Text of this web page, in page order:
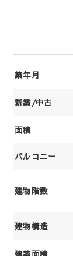
築年月
新築/中古
面積
バルコニー
建物階数
建物構造